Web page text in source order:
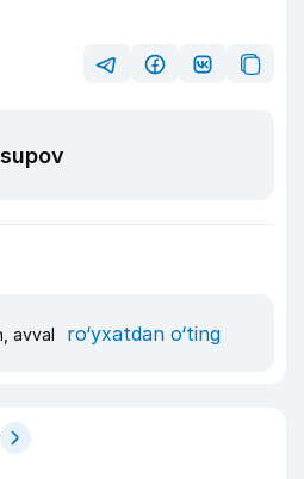
avval ro‘yxatdan o‘ting